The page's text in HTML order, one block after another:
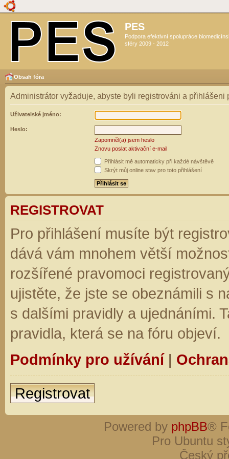
PES
Podpora efektivní spolupráce
sféry 2009 - 2012
Obsah fóra
Administrátor vyžaduje, abyste byli registrováni a přihlášeni
Uživatelské jméno:
Heslo:
Zapomněl(a) jsem heslo
Znovu poslat aktivační e-mail
Přihlásit mě automaticky při každé návštěvě
Skrýt můj online stav pro toto přihlášení
REGISTROVAT
Pro přihlášení musíte být
dává vám mnohem větší
rozšířené pravomoci
ujistěte, že jste se obeznámili s
s dalšími pravidly a ujednáními.
pravidla, která se na fóru objeví.
Podmínky pro užívání|
Registrovat
Powered by phpBB®
Pro Ubuntu
Český